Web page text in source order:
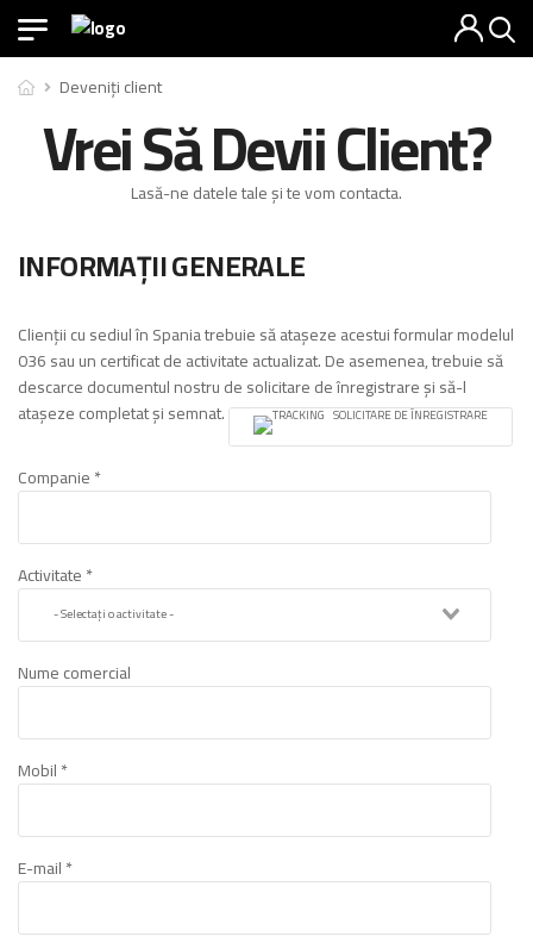
Deveniți client
Vrei Să Devii Client?
Lasă-ne datele tale și te vom contacta.
INFORMAȚII GENERALE
Clienții cu sediul în Spania trebuie să atașeze acestui formular modelul
036 sau un certificat de activitate actualizat. De asemenea, trebuie să
descarce documentul nostru de solicitare de înregistrare și să-l
atașeze completat și semnat.
SOLICITARE DE ÎNREGISTRARE
Companie *
Activitate *
Nume comercial
Mobil *
E-mail *